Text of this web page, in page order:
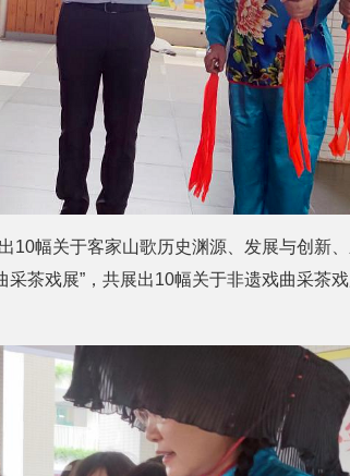
10幅关于客家山歌历史渊源、发展与创新
茶戏展”，共展出10幅关于非遗戏曲采茶